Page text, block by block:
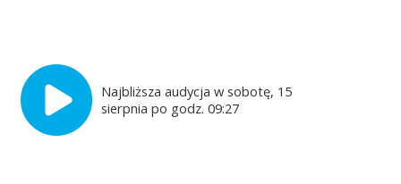
Najbliższa audycja w sobotę, 15
sierpnia po godz. 09:27